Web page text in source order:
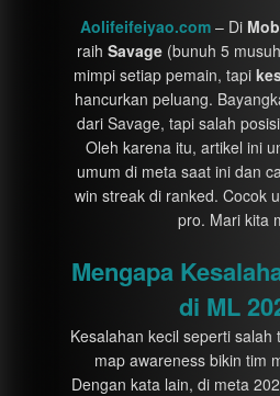
Aolifeifeiyao.com – Di
raih Savage(bunuh 5
mimpi setiap pemain, tapi
hancurkan peluang.
dari Savage, tapi salah
Oleh karena itu, artikel ini
umum di meta saat ini dan
win streak di ranked. Cocok
pro. Mari kita
Mengapa
di ML
Kesalahan kecil seperti
map awareness bikin tim
Dengan kata lain, di meta